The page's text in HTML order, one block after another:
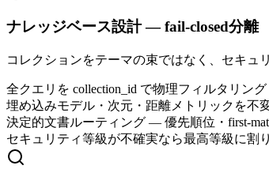
ナレッジベース設計 — fail-closed分離
コレクションをテーマの束ではなく、セキュ
全クエリを collection_id で物理フィルタリング
埋め込みモデル・次元・距離メトリックを不
決定的文書ルーティング — 優先順位・first-
セキュリティ等級が不確実なら最高等級に割